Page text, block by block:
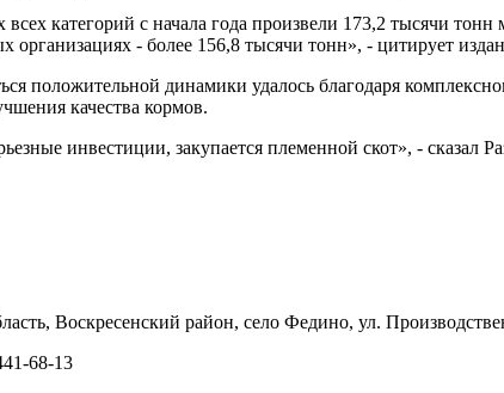
категорий с начала года произвели 173,2 тысячи
организациях - более 156,8 тысячи тонн», - цитирует
положительной динамики удалось благодаря
качества кормов.
инвестиции, закупается племенной скот», -
Воскресенский район, село Федино, ул.
68-13